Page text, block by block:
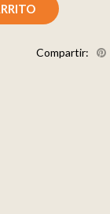
Compartir: